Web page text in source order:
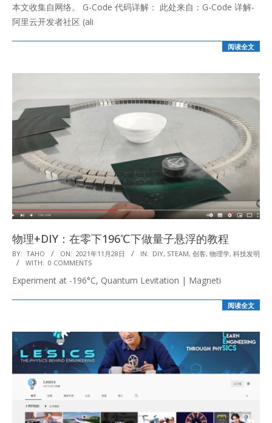
18
本文收集自网络。 G-Code 代码详解： 此处来自：G-Code 详解-
阿里云开发者社区 (ali
阅读全文
物理+DIY：在零下196℃下做量子悬浮的教程
2021-
11-
28
BY: TAHO ON: 2021年11月28日 IN: DIY, STEAM, 创客, 物理学, 科技发明
WITH: 0 COMMENTS
Experiment at -196°C, Quantum Levitation | Magneti
阅读全文